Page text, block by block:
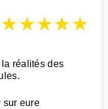
★★★★★
réalités des
sur eure